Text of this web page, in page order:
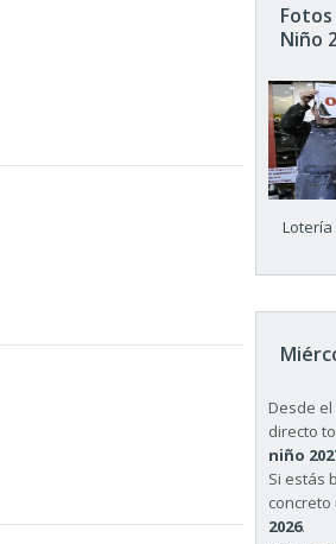
Niño
Desde
directo
niño
Si estás
2026.